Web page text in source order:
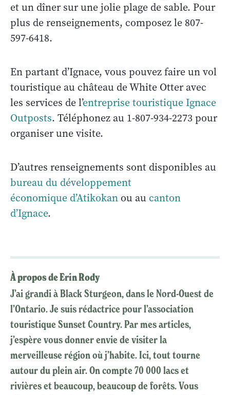
et un dîner sur une jolie plage de sable. Pour
plus de renseignements, composez le 807-
597-6418.
En partant d’Ignace, vous pouvez faire un vol
touristique au château de White Otter avec
les services de l’entreprise touristique Ignace
Outposts. Téléphonez au 1-807-934-2273 pour
organiser une visite.
D’autres renseignements sont disponibles au
bureau du développement
économique d’Atikokan ou au canton
d’Ignace.
À propos de Erin Rody
J’ai grandi à Black Sturgeon, dans le Nord-Ouest de
l’Ontario. Je suis rédactrice pour l’association
touristique Sunset Country. Par mes articles,
j’espère vous donner envie de visiter la
merveilleuse région où j’habite. Ici, tout tourne
autour du plein air. On compte 70 000 lacs et
rivières et beaucoup, beaucoup de forêts. Vous